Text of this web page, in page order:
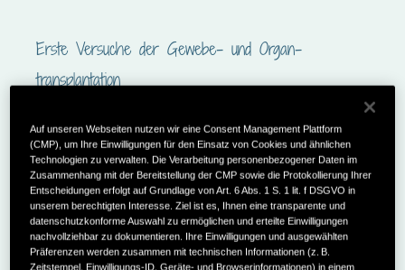
Erste Versuche der Gewebe- und Organ­
transplantation
19. Jahr­hundert zurück. Einige frühe
Experimente, insbesondere im Bereich der
Gewebe­transplantation, wurden durchgeführt,
doch die Ergebnisse waren begrenzt und die
Überlebens­raten gering: Theodor Kocher, ein
Auf unseren Webseiten nutzen wir eine Consent Management Plattform
(CMP), um Ihre Einwilligungen für den Einsatz von Cookies und ähnlichen
Technologien zu verwalten. Die Verarbeitung personenbezogener Daten im
Zusammenhang mit der Bereitstellung der CMP sowie die Protokollierung Ihrer
Entscheidungen erfolgt auf Grundlage von Art. 6 Abs. 1 S. 1 lit. f DSGVO in
unserem berechtigten Interesse. Ziel ist es, Ihnen eine transparente und
datenschutzkonforme Auswahl zu ermöglichen und erteilte Einwilligungen
nachvollziehbar zu dokumentieren. Ihre Einwilligungen und ausgewählten
Präferenzen werden zusammen mit technischen Informationen (z. B.
Zeitstempel, Einwilligungs-ID, Geräte- und Browserinformationen) in einem